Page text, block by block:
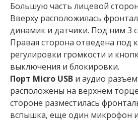
Большую часть лицевой
Вверху расположилась
динамик и датчики. Под ним 3
Правая сторона отведена под
регулировки громкости и
выключения и блокировки.
Порт Micro USB и аудио
расположены на верхнем
стороне разместилась
вспышка, еще один микрофон